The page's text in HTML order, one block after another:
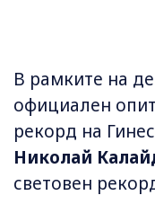
В рамките на
официален
рекорд на
Николай
световен